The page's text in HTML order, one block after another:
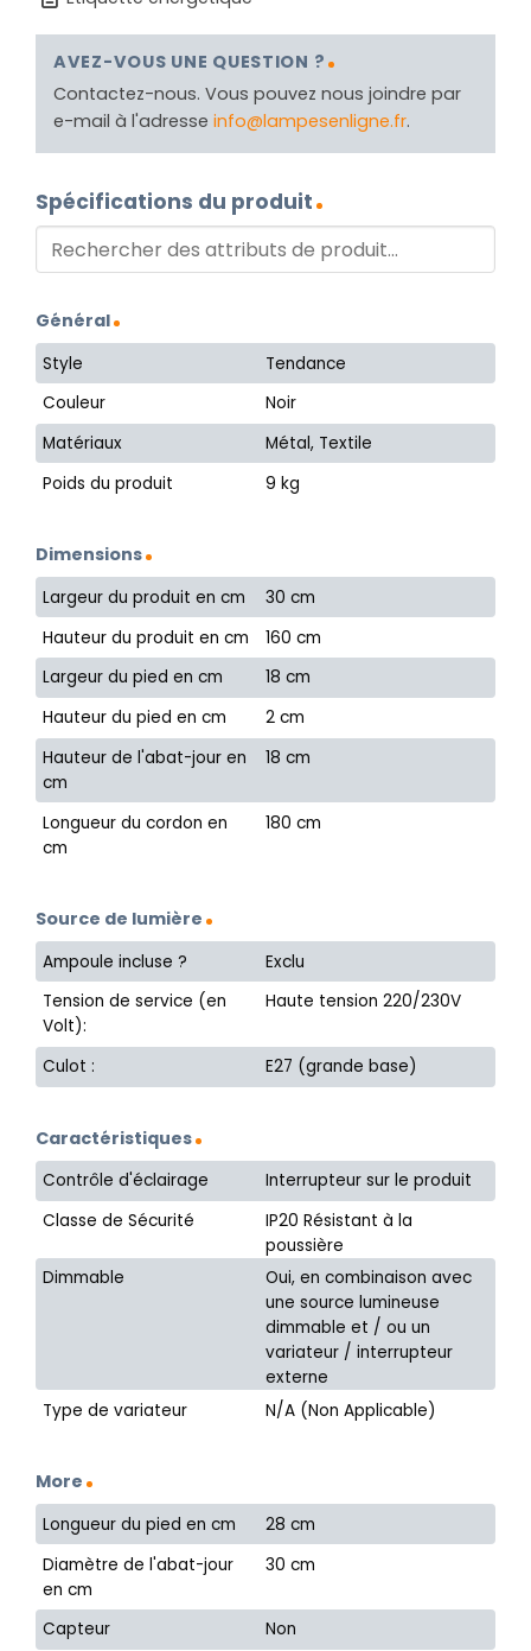
AVEZ-VOUS UNE QUESTION ?
Contactez-nous. Vous pouvez nous joindre par
e-mail à l'adresse info@lampesenligne.fr.
Spécifications du produit
Général
Style
Tendance
Couleur
Noir
Matériaux
Métal, Textile
Poids du produit
9 kg
Dimensions
Largeur du produit en cm
30 cm
Hauteur du produit en cm
160 cm
Largeur du pied en cm
18 cm
Hauteur du pied en cm
2 cm
Hauteur de l'abat-jour en
cm
18 cm
Longueur du cordon en
cm
180 cm
Source de lumière
Ampoule incluse ?
Exclu
Tension de service (en
Volt):
Haute tension 220/230V
Culot : E27 (grande base)
Caractéristiques
Contrôle d'éclairage
Interrupteur sur le produit
Classe de Sécurité
IP20 Résistant à la
poussière
Dimmable
Oui, en combinaison avec
une source lumineuse
dimmable et / ou un
variateur / interrupteur
externe
Type de variateur
N/A (Non Applicable)
More
Longueur du pied en cm
28 cm
Diamètre de l'abat-jour
en cm
30 cm
Capteur
Non